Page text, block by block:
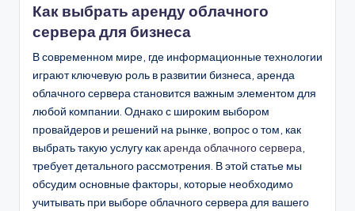
Как выбрать аренду облачного
сервера для бизнеса
В современном мире, где информационные технологии
играют ключевую роль в развитии бизнеса, аренда
облачного сервера становится важным элементом для
любой компании. Однако с широким выбором
провайдеров и решений на рынке, вопрос о том, как
выбрать такую услугу какаренда облачного сервера
требует детального рассмотрения. В этой статье мы
обсудим основные факторы, которые необходимо
учитывать при выборе облачного сервера для вашего